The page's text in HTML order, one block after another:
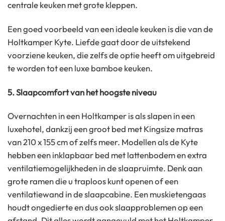
centrale keuken met grote kleppen.
Een goed voorbeeld van een ideale keuken is die van de
Holtkamper Kyte. Liefde gaat door de uitstekend
voorziene keuken, die zelfs de optie heeft om uitgebreid
te worden tot een luxe bamboe keuken.
5. Slaapcomfort van het hoogste niveau
Overnachten in een Holtkamper is als slapen in een
luxehotel, dankzij een groot bed met Kingsize matras
van 210 x 155 cm of zelfs meer. Modellen als de Kyte
hebben een inklapbaar bed met lattenbodem en extra
ventilatiemogelijkheden in de slaapruimte. Denk aan
grote ramen die u traploos kunt openen of een
ventilatiewand in de slaapcabine. Een muskietengaas
houdt ongedierte en dus ook slaapproblemen op een